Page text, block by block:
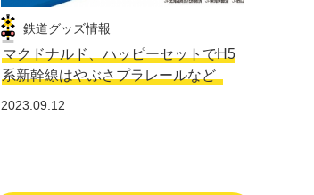
鉄道グッズ情報
マクドナルド、ハッピーセットでH5
系新幹線はやぶさプラレールなど
2023.09.12